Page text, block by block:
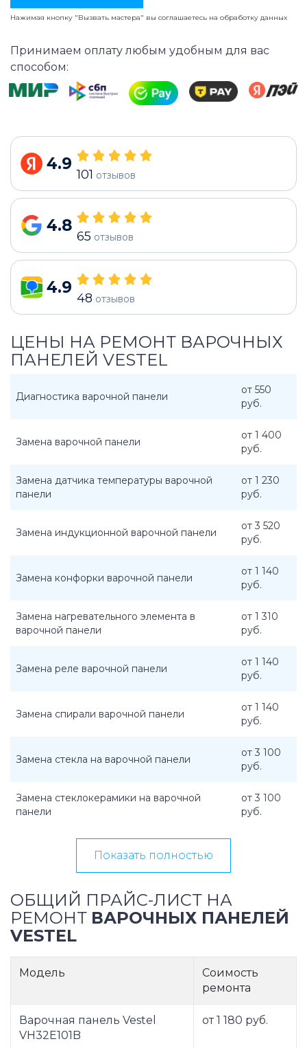
Нажимая кнопку "Вызвать мастера" вы соглашаетесь на обработку данных
Принимаем оплату любым удобным для вас
способом:
4.9
101 отзывов
4.8
65 отзывов
4.9
48 отзывов
ЦЕНЫ НА РЕМОНТ ВАРОЧНЫХ
ПАНЕЛЕЙ VESTEL
Диагностика варочной панели
от 550
руб.
Замена варочной панели
от 1 400
руб.
Замена датчика температуры варочной
панели
от 1 230
руб.
Замена индукционной варочной панели
от 3 520
руб.
Замена конфорки варочной панели
от 1 140
руб.
Замена нагревательного элемента в
варочной панели
от 1 310
руб.
Замена реле варочной панели
от 1 140
руб.
Замена спирали варочной панели
от 1 140
руб.
Замена стекла на варочной панели
от 3 100
руб.
Замена стеклокерамики на варочной
панели
от 3 100
руб.
Показать полностью
ОБЩИЙ ПРАЙС-ЛИСТ НА
РЕМОНТ ВАРОЧНЫХ ПАНЕЛЕЙ
VESTEL
Модель
Соимость
ремонта
Варочная панель Vestel
VH32E101B
от 1 180 руб.